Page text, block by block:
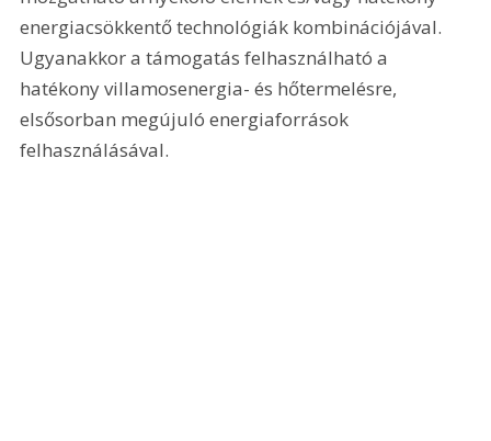
energiacsökkentő technológiák kombinációjával.
Ugyanakkor a támogatás felhasználható a
hatékony villamosenergia- és hőtermelésre,
elsősorban megújuló energiaforrások
felhasználásával.